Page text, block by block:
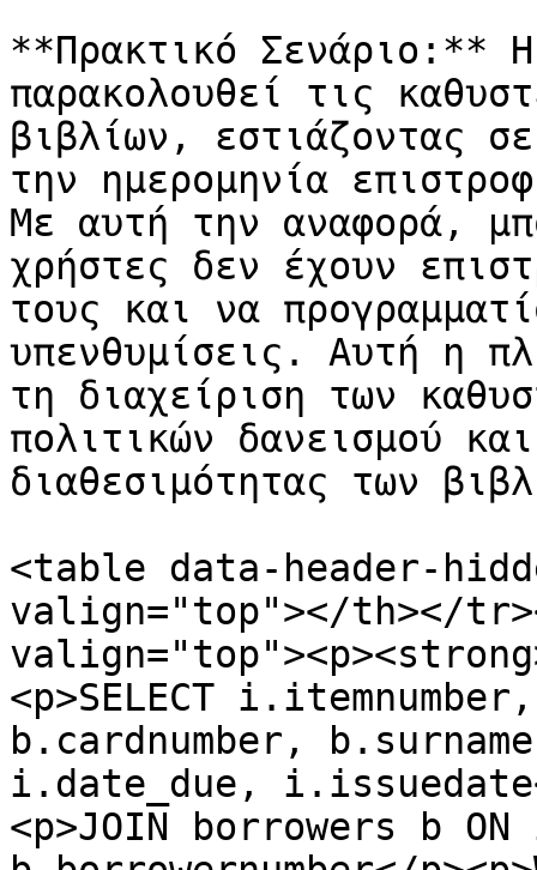
**Πρακτικό Σενάριο:**
παρακολουθεί τις
βιβλίων, εστιάζοντας
την ημερομηνία
Με αυτή την αναφορά,
χρήστες δεν έχουν
τους και να
υπενθυμίσεις. Αυτή η
τη διαχείριση των
πολιτικών δανεισμού
διαθεσιμότητας των
<table data-header-
valign="top"></th></
<p>SELECT
b.cardnumber,
i.date_due,
<p>JOIN borrowers b